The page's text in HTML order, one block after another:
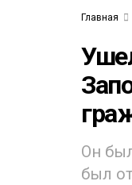
Главная
Он
был